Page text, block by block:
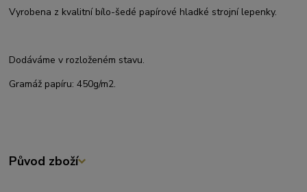
Vyrobena z kvalitní bílo-šedé papírové hladké strojní lepenky.
Dodáváme v rozloženém stavu.
Gramáž papíru: 450g/m2.
Původ zboží